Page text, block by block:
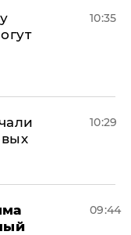
10:35
10:29
09:44